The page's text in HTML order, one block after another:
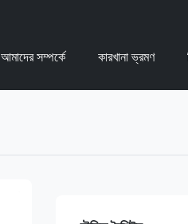
আমাদের সম্পর্কে কারখানা ভ্রমণ